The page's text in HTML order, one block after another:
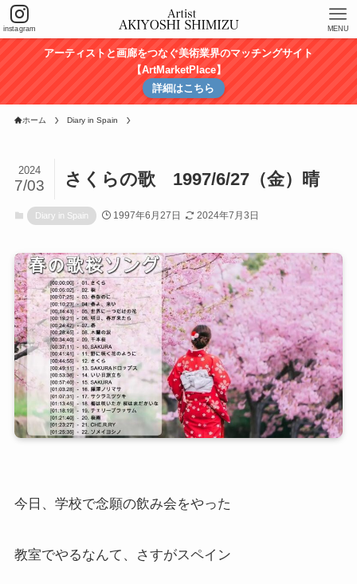
instagram MENU
アーティストと画廊をつなぐ美術業界のマッチングサイト
【ArtMarketPlace】
詳細はこちら
ホーム Diary in Spain
さくらの歌 1997/6/27（金）晴
2024
7/03
Diary in Spain 1997年6月27日 2024年7月3日
今日、学校で念願の飲み会をやった
教室でやるなんて、さすがスペイン